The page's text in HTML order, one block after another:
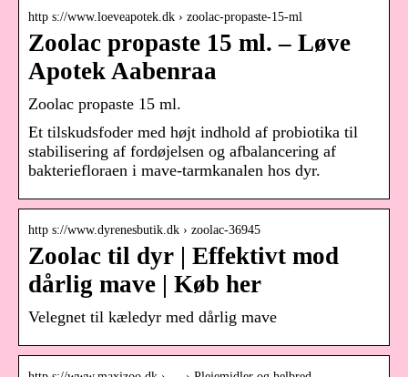
http s://www.loeveapotek.dk › zoolac-propaste-15-ml
Zoolac propaste 15 ml. – Løve
Apotek Aabenraa
Zoolac propaste 15 ml.
Et tilskudsfoder med højt indhold af probiotika til
stabilisering af fordøjelsen og afbalancering af
bakteriefloraen i mave-tarmkanalen hos dyr.
http s://www.dyrenesbutik.dk › zoolac-36945
Zoolac til dyr | Effektivt mod
dårlig mave | Køb her
Velegnet til kæledyr med dårlig mave